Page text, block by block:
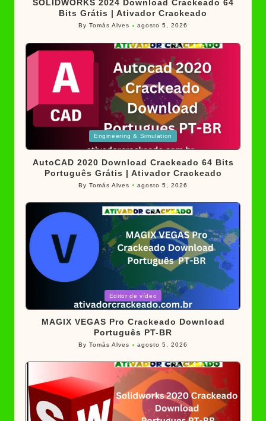
SOLIDWORKS 2024 Download Crackeado 64
Bits Grátis | Ativador Crackeado
Posted
ByTomás Alves agosto 5, 2026
in
Engineering & Simulation
AutoCAD 2020 Download Crackeado 64 Bits
Português Grátis | Ativador Crackeado
Posted
ByTomás Alves agosto 5, 2026
in
Editor de vídeo
MAGIX VEGAS Pro Crackeado Download
Português PT-BR
Posted
ByTomás Alves agosto 5, 2026